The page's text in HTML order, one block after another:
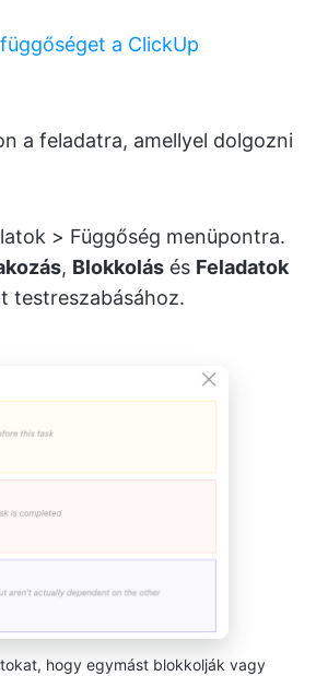
a ClickUp
a feladatra, amellyel dolgozni
> Függőség menüpontra.
, Blokkolás és Feladatok
testreszabásához.
hogy egymást blokkolják vagy